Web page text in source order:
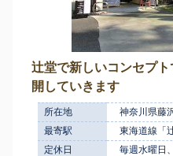
辻堂で新しいコンセプ
開していきます
所在地
神奈川県藤
最寄駅
東海道線「
定休日
毎週水曜日